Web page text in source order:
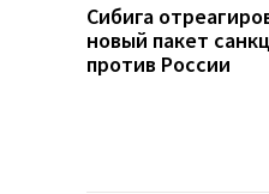
Сибига
новый пакет
против России